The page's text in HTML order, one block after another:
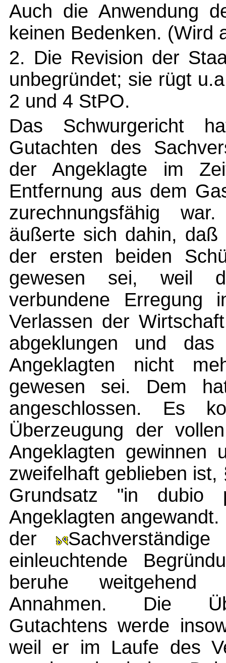
Auch die Anwendung
keinen Bedenken. (Wird
2. Die Revision der
unbegründet; sie rügt
2 und 4 StPO.
Das Schwurgericht
Gutachten des
der Angeklagte im
Entfernung aus dem
zurechnungsfähig
äußerte sich dahin, daß
der ersten beiden
gewesen sei, weil
verbundene
Verlassen der
abgeklungen und das
Angeklagten nicht
gewesen sei. Dem
angeschlossen. Es
Überzeugung der
Angeklagten
zweifelhaft geblieben
Grundsatz "in dubio
Angeklagten
der
einleuchtende
beruhe
Annahmen. Die
Gutachtens werde
weil er im Laufe des